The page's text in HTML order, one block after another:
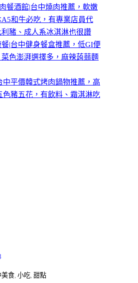
餐酒館|台中燒肉推薦，軟嫩
A5和牛必吃，有專業店員代
豬、成人系冰淇淋也很讚
|台中健身餐盒推薦，低GI便
色澎湃選擇多，麻辣蒟蒻麵
中平價韓式烤肉鍋物推薦，高
色豬五花，有飲料、霜淇淋吃
美食, 小吃, 甜點